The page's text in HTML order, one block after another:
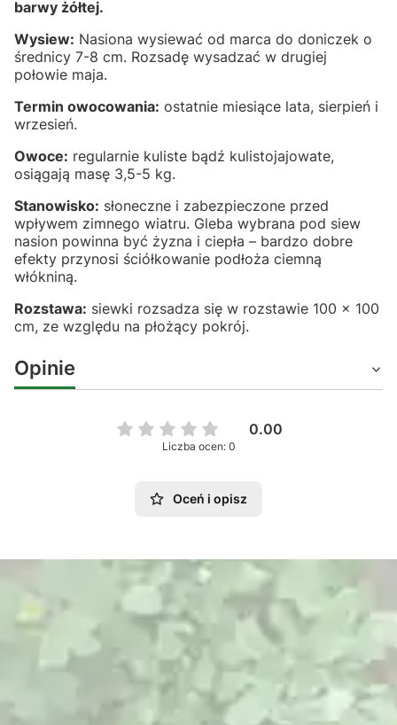
barwy żółtej.
Wysiew: Nasiona wysiewać od marca do doniczek o
średnicy 7-8 cm. Rozsadę wysadzać w drugiej
połowie maja.
Termin owocowania: ostatnie miesiące lata, sierpień i
wrzesień.
Owoce: regularnie kuliste bądź kulistojajowate,
osiągają masę 3,5-5 kg.
Stanowisko: słoneczne i zabezpieczone przed
wpływem zimnego wiatru. Gleba wybrana pod siew
nasion powinna być żyzna i ciepła – bardzo dobre
efekty przynosi ściółkowanie podłoża ciemną
włókniną.
Rozstawa: siewki rozsadza się w rozstawie 100 x 100
cm, ze względu na płożący pokrój.
Opinie
0.00
Liczba ocen: 0
Oceń i opisz